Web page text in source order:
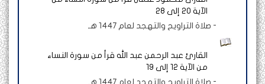
الآية 20 إلى 28
- صلاة التراويح والتهجد لعام 1447 هـ
القارئ عبد الرحمن عبد الله قرأ من سورة النساء
من الآية 12 إلى 19
- صلاة التراويح والتهجد لعام 1447 هـ